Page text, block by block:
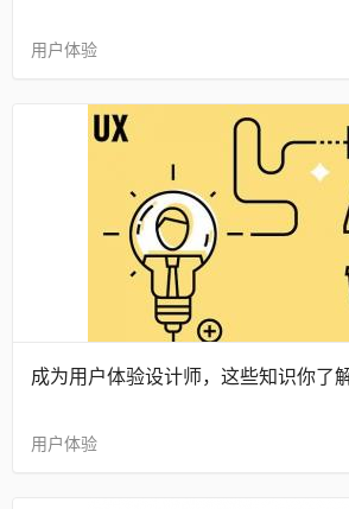
用户体验
成为用户体验设计师，这些知识你了
用户体验